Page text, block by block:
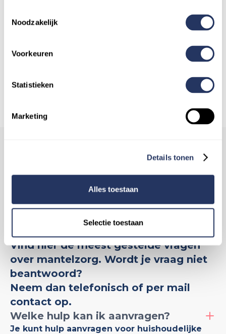
Noodzakelijk
Voorkeuren
Statistieken
Marketing
Details tonen
Alles toestaan
Selectie toestaan
FAQ
Veelgestelde vragen
over mantelzorg
Vind hier de meest gestelde vragen
over mantelzorg. Wordt je vraag niet
beantwoord?
Neem dan telefonisch of per mail
contact op.
Welke hulp kan ik aanvragen?
Je kunt hulp aanvragen voor huishoudelijke